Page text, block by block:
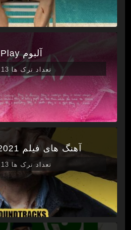
آلبوم Play
تعداد ترک ها 13
آهنگ های فیلم Nobody 2021
تعداد ترک ها 13